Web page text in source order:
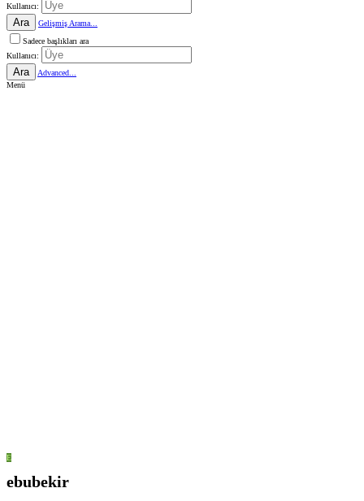
Kullanıcı:
Ara
Gelişmiş Arama...
Sadece başlıkları ara
Kullanıcı:
Ara
Advanced...
Menü
E
ebubekir